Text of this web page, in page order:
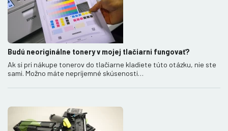
Budú neoriginálne tonery v mojej tlačiarni fungovať?
Ak si pri nákupe tonerov do tlačiarne kladiete túto otázku, nie ste
sami. Možno máte nepríjemné skúsenosti…